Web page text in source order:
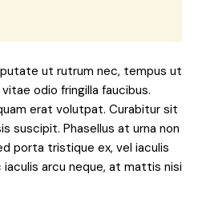
ut rutrum nec, tempus ut
odio fringilla faucibus.
erat volutpat. Curabitur sit
suscipit. Phasellus at urna non
porta tristique ex, vel iaculis
arcu neque, at mattis nisi